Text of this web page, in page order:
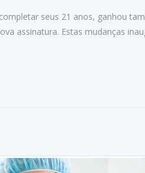
seus 21 anos, ganhou
assinatura. Estas mudanças